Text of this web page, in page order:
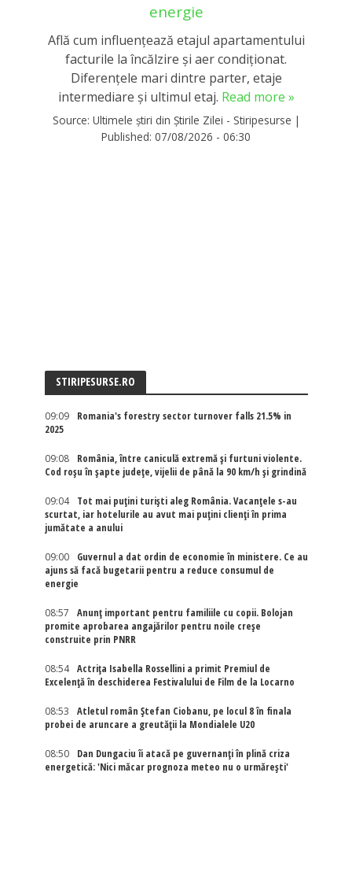
energie
Află cum influențează etajul apartamentului
facturile la încălzire și aer condiționat.
Diferențele mari dintre parter, etaje
intermediare și ultimul etaj. Read more »
Source: Ultimele știri din Știrile Zilei - Stiripesurse |
Published: 07/08/2026 - 06:30
STIRIPESURSE.RO
09:09
Romania's forestry sector turnover falls 21.5% in
2025
09:08
România, între caniculă extremă și furtuni violente.
Cod roșu în șapte județe, vijelii de până la 90 km/h și grindină
09:04
Tot mai puțini turiști aleg România. Vacanțele s-au
scurtat, iar hotelurile au avut mai puțini clienți în prima
jumătate a anului
09:00
Guvernul a dat ordin de economie în ministere. Ce au
ajuns să facă bugetarii pentru a reduce consumul de
energie
08:57
Anunț important pentru familiile cu copii. Bolojan
promite aprobarea angajărilor pentru noile creșe
construite prin PNRR
08:54
Actriţa Isabella Rossellini a primit Premiul de
Excelenţă în deschiderea Festivalului de Film de la Locarno
08:53
Atletul român Ștefan Ciobanu, pe locul 8 în finala
probei de aruncare a greutății la Mondialele U20
08:50
Dan Dungaciu îi atacă pe guvernanți în plină criza
energetică: 'Nici măcar prognoza meteo nu o urmărești'